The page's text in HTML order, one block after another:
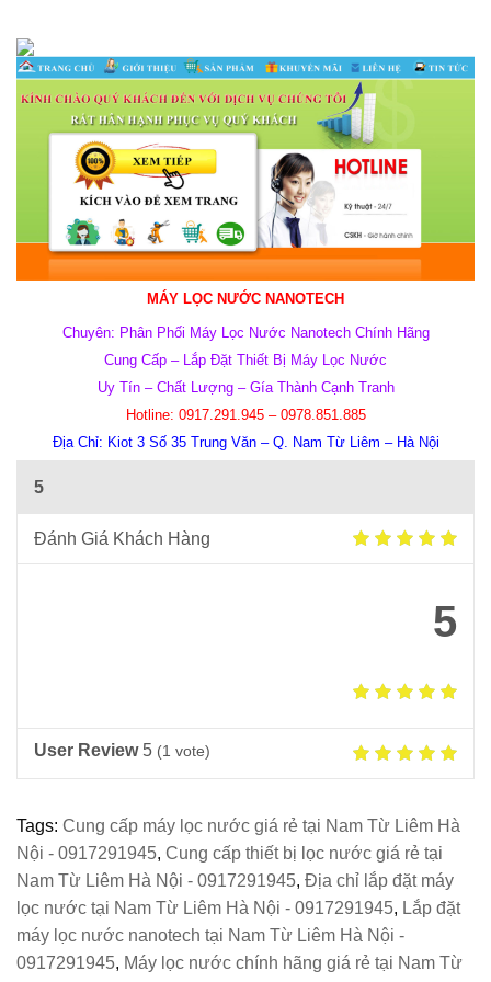
MÁY LỌC NƯỚC NANOTECH
Chuyên: Phân Phối Máy Lọc Nước Nanotech Chính Hãng
Cung Cấp – Lắp Đặt Thiết Bị Máy Lọc Nước
Uy Tín – Chất Lượng – Gía Thành Cạnh Tranh
Hotline: 0917.291.945 – 0978.851.885
Địa Chỉ: Kiot 3 Số 35 Trung Văn – Q. Nam Từ Liêm – Hà Nội
5
Đánh Giá Khách Hàng
5
User Review 5 (1 vote)
Tags: Cung cấp máy lọc nước giá rẻ tại Nam Từ Liêm Hà
Nội - 0917291945, Cung cấp thiết bị lọc nước giá rẻ tại
Nam Từ Liêm Hà Nội - 0917291945, Địa chỉ lắp đặt máy
lọc nước tại Nam Từ Liêm Hà Nội - 0917291945, Lắp đặt
máy lọc nước nanotech tại Nam Từ Liêm Hà Nội -
0917291945, Máy lọc nước chính hãng giá rẻ tại Nam Từ